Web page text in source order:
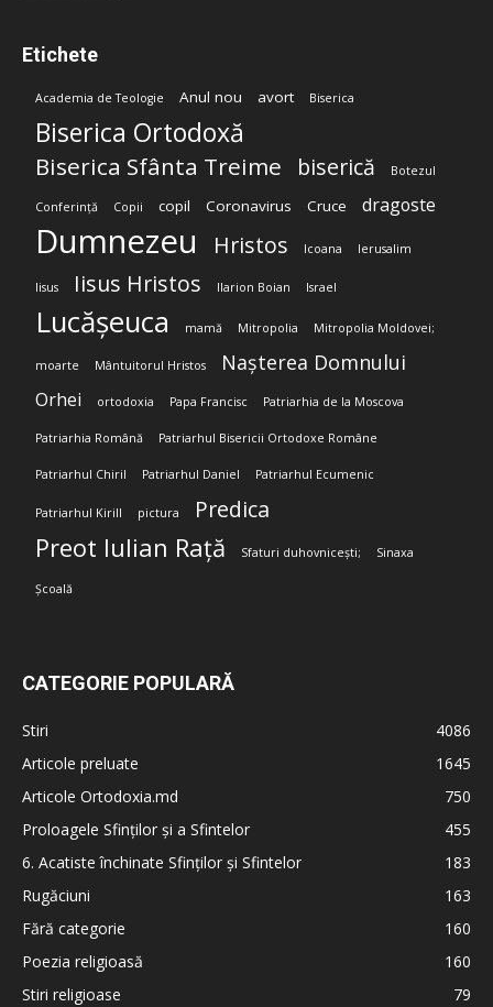
Etichete
Academia de Teologie Anul nou avort Biserica
Biserica Ortodoxă
Biserica Sfânta Treime biserică Botezul
Conferință Copii copil Coronavirus Cruce dragoste
Dumnezeu Hristos Icoana Ierusalim
Iisus Iisus Hristos Ilarion Boian Israel
Lucășeuca mamă Mitropolia Mitropolia Moldovei;
moarte Mântuitorul Hristos Nașterea Domnului
Orhei ortodoxia Papa Francisc Patriarhia de la Moscova
Patriarhia Română Patriarhul Bisericii Ortodoxe Române
Patriarhul Chiril Patriarhul Daniel Patriarhul Ecumenic
Patriarhul Kirill pictura Predica
Preot Iulian Rață Sfaturi duhovnicești; Sinaxa
Școală
CATEGORIE POPULARĂ
Stiri
4086
Articole preluate
1645
Articole Ortodoxia.md
750
Proloagele Sfinților și a Sfintelor
455
6. Acatiste închinate Sfinților și Sfintelor
183
Rugăciuni
163
Fără categorie
160
Poezia religioasă
160
Stiri religioase
79